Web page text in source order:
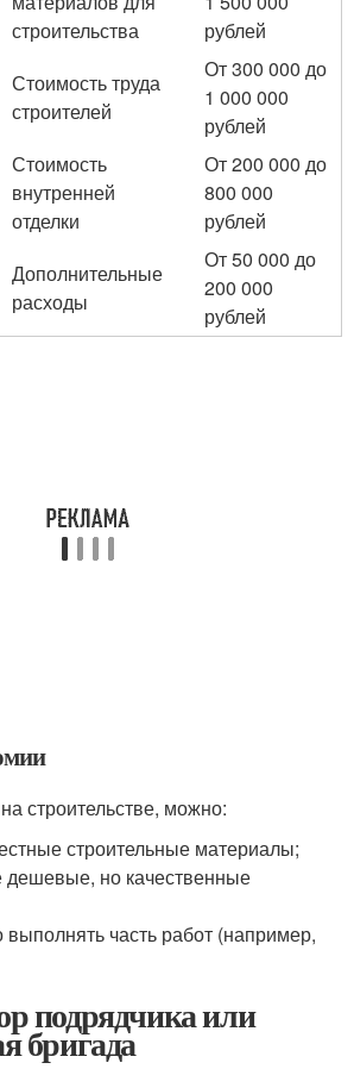
строительства
рублей
Стоимость труда
строителей
От 300 000 до
1 000 000
рублей
Стоимость
внутренней
отделки
От 200 000 до
800 000
рублей
Дополнительные
расходы
От 50 000 до
200 000
рублей
строительстве, можно:
строительные материалы;
дешевые, но качественные
часть работ (например,
подрядчика или
бригада